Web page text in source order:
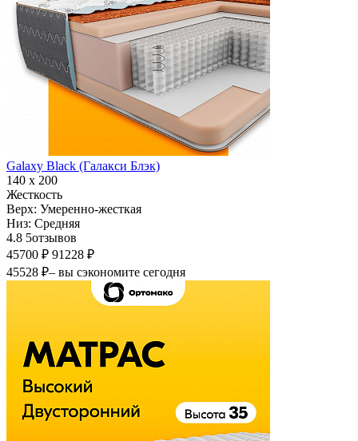
Galaxy Black (Галакси Блэк)
140 х 200
Жесткость
Верх: Умеренно-жесткая
Низ: Средняя
4.8 5отзывов
45700 ₽ 91228 ₽
45528 ₽– вы сэкономите сегодня